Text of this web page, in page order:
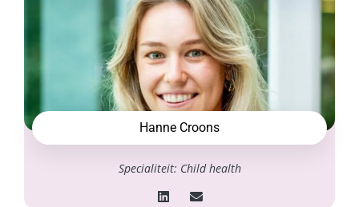
Hanne Croons
Specialiteit: Child health